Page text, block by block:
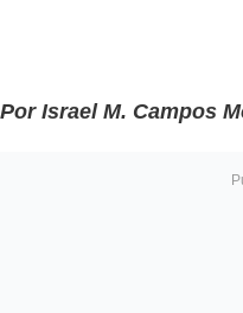
Por Israel M. Campos